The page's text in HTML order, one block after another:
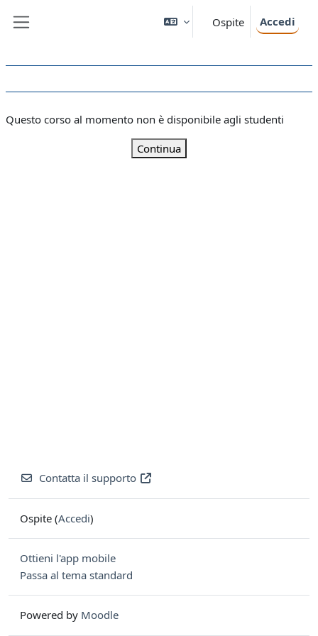
Ospite Accedi
Questo corso al momento non è disponibile agli studenti
Continua
Contatta il supporto
Ospite (Accedi)
Ottieni l'app mobile
Passa al tema standard
Powered by Moodle